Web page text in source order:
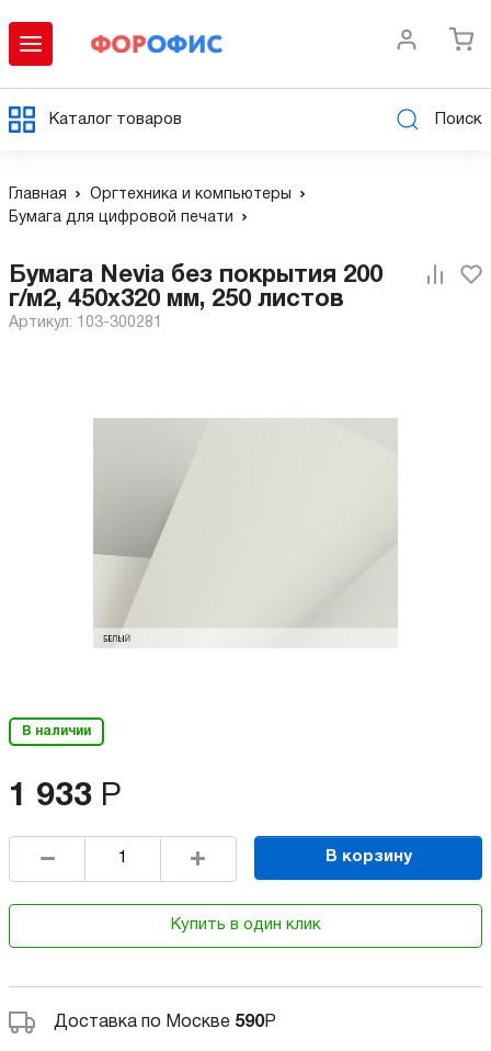
Каталог товаров Поиск
Главная
Оргтехника и компьютеры
Бумага для цифровой печати
Бумага Nevia без покрытия 200
г/м2, 450x320 мм, 250 листов
Артикул: 103-300281
В наличии
1 933 Р
В корзину
Купить в один клик
Доставка по Москве 590Р